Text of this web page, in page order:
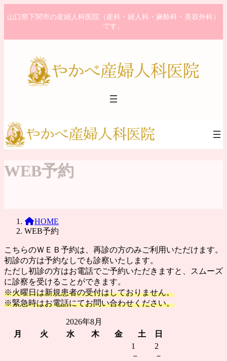
ン
ン
ビ
ー
山口県下関市の産婦人科医院（産科・婦人科・麻酔科・美容外科）
です。
WEB予約
HOME
WEB予約
こちらのＷＥＢ予約は、再診の方のみご利用いただけます。
初診の方は予約なしでも診察いたします。
ただし初診の方はお電話でご予約いただきますと、スムーズ
に診察を受けることができます。
※火曜日は新規患者の受付はしておりません。
※緊急時はお電話にてお問い合わせください。
2026年8月
月
火 水 木 金 土
日
1
－
2
－